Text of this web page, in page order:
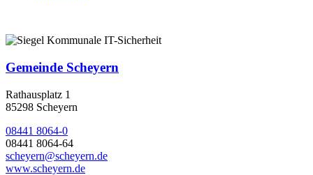
Gemeinde Scheyern
Rathausplatz 1
85298 Scheyern
08441 8064-0
08441 8064-64
scheyern@scheyern.de
www.scheyern.de